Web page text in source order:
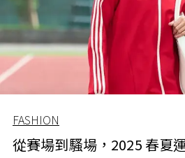
FASHION
從賽場到騷場，2025 春夏